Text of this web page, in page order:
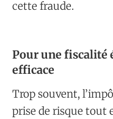
cette fraude.
​Pour une fiscalité
efficace
Trop souvent,
prise de risque tout